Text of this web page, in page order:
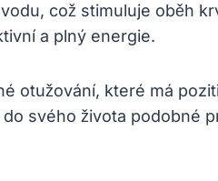
což stimuluje oběh
a plný energie.
otužování, které má
svého života podobné